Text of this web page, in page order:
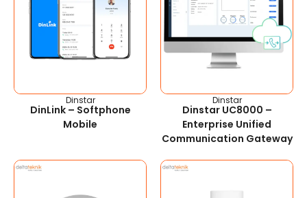
Dinstar
DinLink – Softphone
Mobile
Dinstar
Dinstar UC8000 –
Enterprise Unified
Communication Gateway